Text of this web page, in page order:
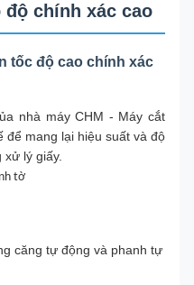
độ chính xác cao
tốc độ cao chính xác
nhà máy CHM - Máy cắt
để mang lại hiệu suất và độ
lý giấy.
tờ
căng tự động và phanh tự